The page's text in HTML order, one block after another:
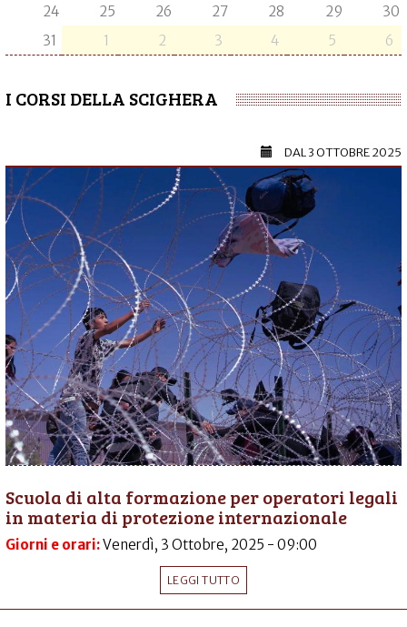
24
25 26 27 28 29
30
31
1 2 3 4 5 6
I CORSI DELLA SCIGHERA
DAL3 OTTOBRE 2025
Scuola di alta formazione per operatori legali
in materia di protezione internazionale
Giorni e orari:Venerdì, 3 Ottobre, 2025 - 09:00
LEGGI TUTTO